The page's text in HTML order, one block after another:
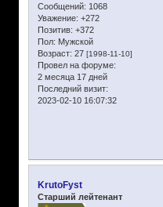
Сообщений: 1068
Уважение: +272
Позитив: +372
Пол: Мужской
Возраст: 27 [1998-11-10]
Провел на форуме:
2 месяца 17 дней
Последний визит:
2023-02-10 16:07:32
KrutoFyst
Старший лейтенант